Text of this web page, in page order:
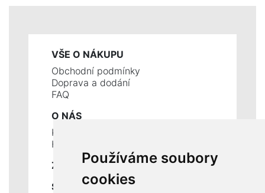
Používáme soubory
cookies
VŠE O NÁKUPU
Obchodní podmínky
Doprava a dodání
FAQ
O NÁS
Kontakty
Historie a současnost
ZÁKLADNÍ ÚDAJE
SLUŽBY